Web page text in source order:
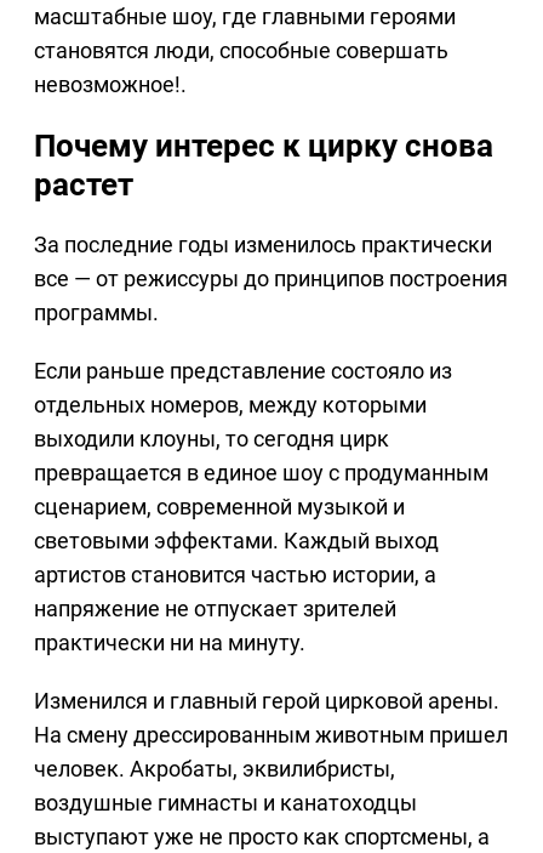
масштабные шоу, где главными героями
становятся люди, способные совершать
невозможное!.
Почему интерес к цирку снова
растет
За последние годы изменилось практически
все — от режиссуры до принципов построения
программы.
Если раньше представление состояло из
отдельных номеров, между которыми
выходили клоуны, то сегодня цирк
превращается в единое шоу с продуманным
сценарием, современной музыкой и
световыми эффектами. Каждый выход
артистов становится частью истории, а
напряжение не отпускает зрителей
практически ни на минуту.
Изменился и главный герой цирковой арены.
На смену дрессированным животным пришел
человек. Акробаты, эквилибристы,
воздушные гимнасты и канатоходцы
выступают уже не просто как спортсмены, а